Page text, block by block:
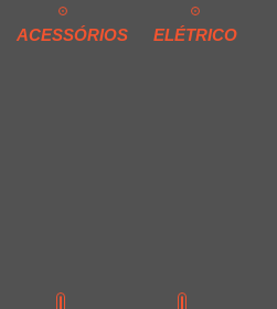
ACESSÓRIOS ELÉTRICO